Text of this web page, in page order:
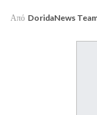
Από DoridaNews